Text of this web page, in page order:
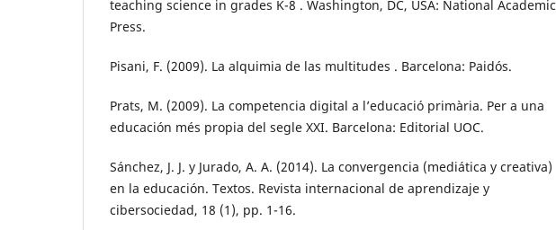
teaching science in grades K-8 . Washington, DC, USA: National Academic
Press.
Pisani, F. (2009). La alquimia de las multitudes . Barcelona: Paidós.
Prats, M. (2009). La competencia digital a l’educació primària. Per a una
educación més propia del segle XXI. Barcelona: Editorial UOC.
Sánchez, J. J. y Jurado, A. A. (2014). La convergencia (mediática y creativa)
en la educación. Textos. Revista internacional de aprendizaje y
cibersociedad, 18 (1), pp. 1-16.